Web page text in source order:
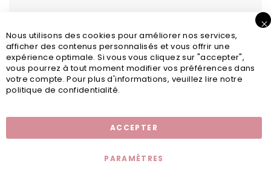
Nous utilisons des cookies pour améliorer nos services,
afficher des contenus personnalisés et vous offrir une
expérience optimale. Si vous vous cliquez sur "accepter",
vous pourrez à tout moment modifier vos préférences dans
votre compte. Pour plus d'informations, veuillez lire notre
politique de confidentialité.
ACCEPTER
PARAMÈTRES